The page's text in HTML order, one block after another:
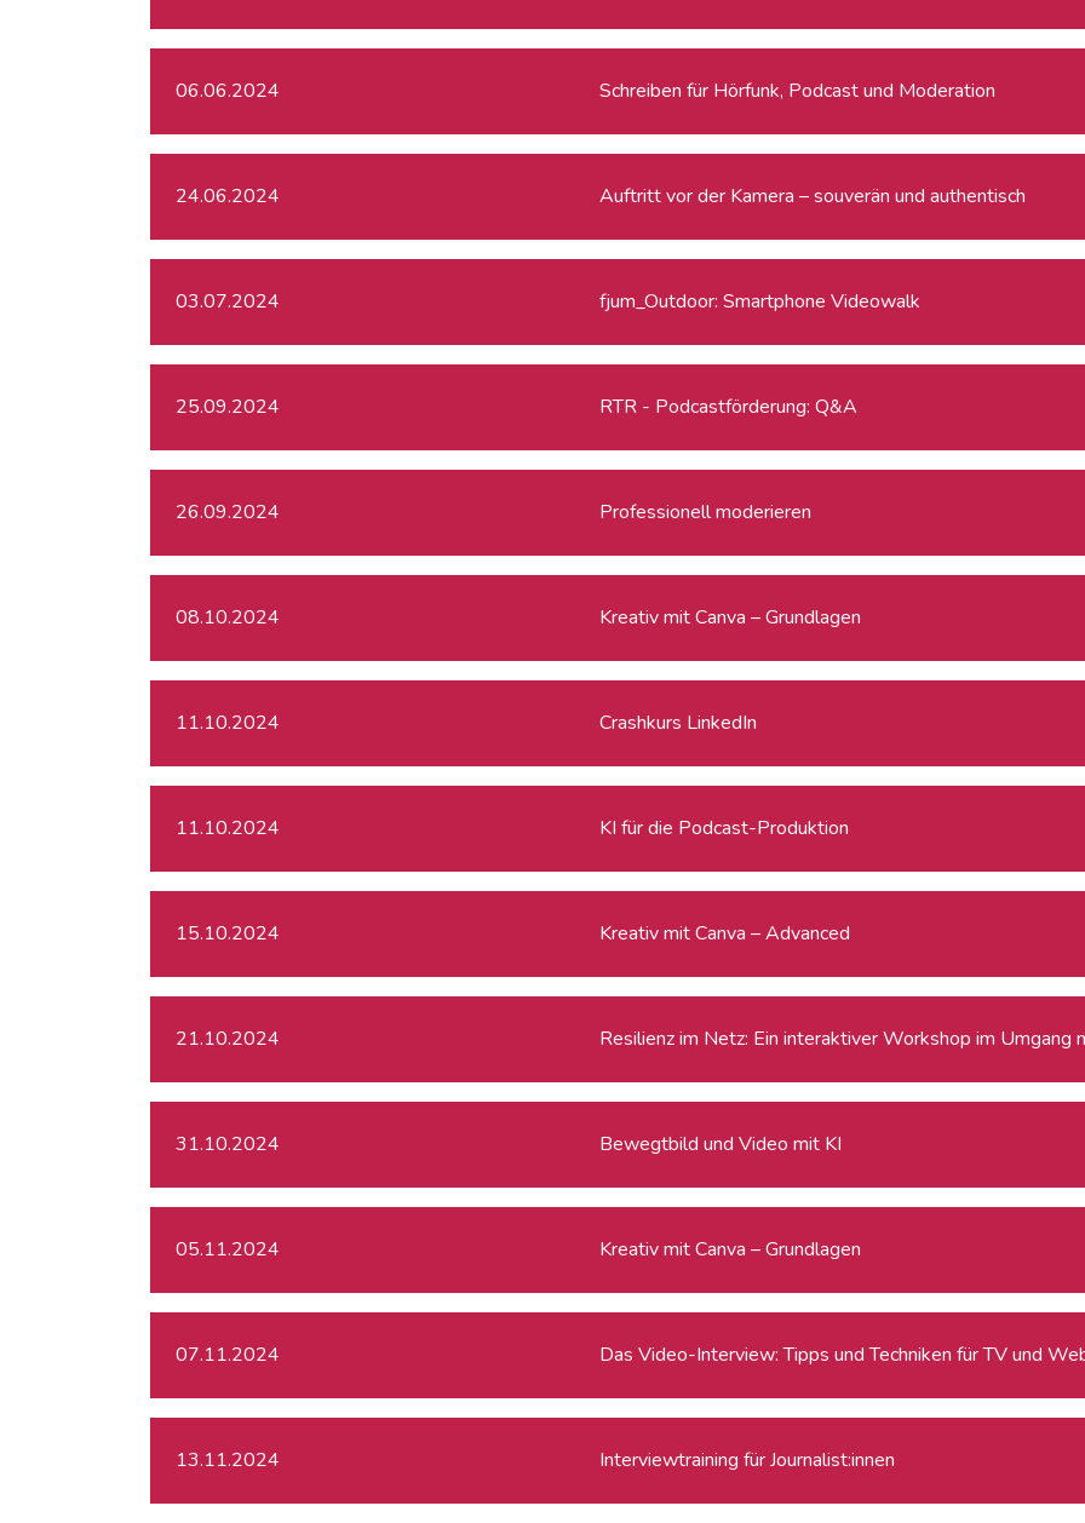
06.06.2024 Schreiben für Hörfunk, Podcast und Moderation
24.06.2024 Auftritt vor der Kamera – souverän und authentisch
03.07.2024 fjum_Outdoor: Smartphone Videowalk
25.09.2024 RTR - Podcastförderung: Q&A
26.09.2024 Professionell moderieren
08.10.2024 Kreativ mit Canva – Grundlagen
11.10.2024 Crashkurs LinkedIn
11.10.2024 KI für die Podcast-Produktion
15.10.2024 Kreativ mit Canva – Advanced
21.10.2024 Resilienz im Netz: Ein interaktiver Workshop im Umgang
31.10.2024 Bewegtbild und Video mit KI
05.11.2024 Kreativ mit Canva – Grundlagen
07.11.2024 Das Video-Interview: Tipps und Techniken für TV und
13.11.2024 Interviewtraining für Journalist:innen